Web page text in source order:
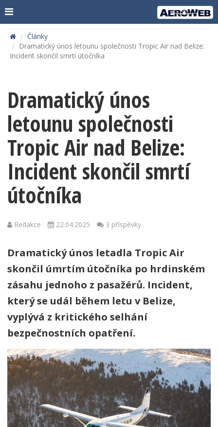
Články
Dramatický únos letounu společnosti Tropic Air nad Belize:
Incident skončil smrtí útočníka
Dramatický únos
letounu společnosti
Tropic Air nad Belize:
Incident skončil smrtí
útočníka
Redakce 22.04.2025 3 příspěvky
Dramatický únos letadla Tropic Air
skončil úmrtím útočníka po hrdinském
zásahu jednoho z pasažérů. Incident,
který se udál během letu v Belize,
vyplývá z kritického selhání
bezpečnostních opatření.